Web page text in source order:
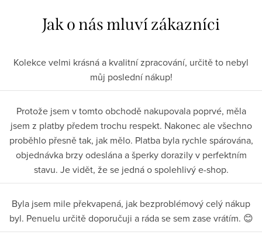
Kolekce velmi krásná a kvalitní zpracování, určitě to nebyl
můj poslední nákup!
Protože jsem v tomto obchodě nakupovala poprvé, měla
jsem z platby předem trochu respekt. Nakonec ale všechno
proběhlo přesně tak, jak mělo. Platba byla rychle spárována,
objednávka brzy odeslána a šperky dorazily v perfektním
stavu. Je vidět, že se jedná o spolehlivý e-shop.
Byla jsem mile překvapená, jak bezproblémový celý nákup
byl. Penuelu určitě doporučuji a ráda se sem zase vrátím. 😊